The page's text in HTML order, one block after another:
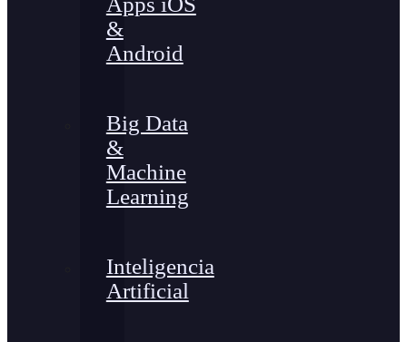
&
Android
Big Data
&
Machine
Learning
Inteligencia
Artificial